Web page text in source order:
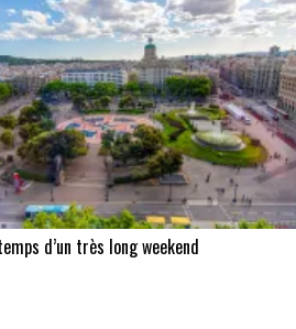
d’un très long weekend